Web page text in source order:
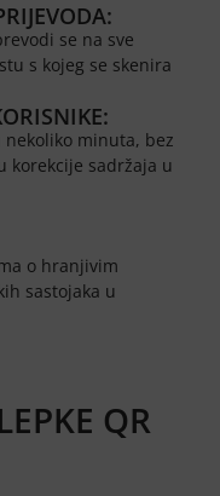
se na sve
s kojeg se skenira
minuta, bez
korekcije sadržaja u
o hranjivim
sastojaka u
QR